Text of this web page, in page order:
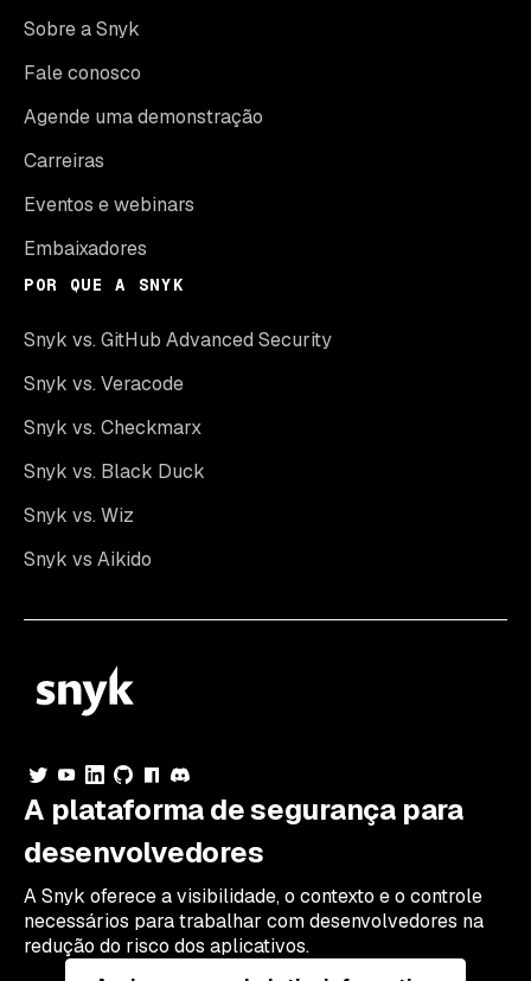
Sobre a Snyk
Fale conosco
Agende uma demonstração
Carreiras
Eventos e webinars
Embaixadores
POR QUE A SNYK
Snyk vs. GitHub Advanced Security
Snyk vs. Veracode
Snyk vs. Checkmarx
Snyk vs. Black Duck
Snyk vs. Wiz
Snyk vs Aikido
A plataforma de segurança para
desenvolvedores
A Snyk oferece a visibilidade, o contexto e o controle
necessários para trabalhar com desenvolvedores na
redução do risco dos aplicativos.